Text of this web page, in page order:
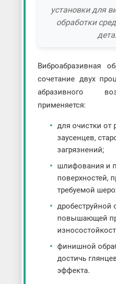
установки для
обработки
Виброабразивная
сочетание двух
абразивного
применяется:
для очистки
заусенцев,
загрязнений;
шлифования и
поверхностей,
требуемой
дробеструйной
повышающей
финишной
достичь
эффекта.